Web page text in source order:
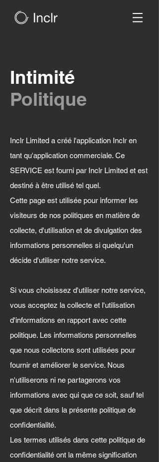
Intimité
Politique
Inclr Limited a créé l'application Inclr en
tant qu'application commerciale. Ce
SERVICE est fourni par Inclr Limited et est
destiné à être utilisé tel quel.
Cette page est utilisée pour informer les
visiteurs de nos politiques en matière de
collecte, d'utilisation et de divulgation des
informations personnelles si quelqu'un
décide d'utiliser notre service.
Si vous choisissez d'utiliser notre service,
vous acceptez la collecte et l'utilisation
d'informations en rapport avec cette
politique. Les informations personnelles
que nous collectons sont utilisées pour
fournir et améliorer le service. Nous
n'utiliserons ni ne partagerons vos
informations avec qui que ce soit, sauf tel
que décrit dans la présente politique de
confidentialité.
Les termes utilisés dans cette politique de
confidentialité ont la même signification